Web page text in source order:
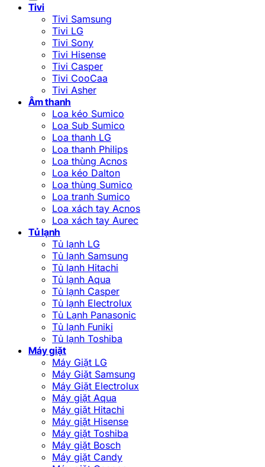
Tivi
Tivi Samsung
Tivi LG
Tivi Sony
Tivi Hisense
Tivi Casper
Tivi CooCaa
Tivi Asher
Âm thanh
Loa kéo Sumico
Loa Sub Sumico
Loa thanh LG
Loa thanh Philips
Loa thùng Acnos
Loa kéo Dalton
Loa thùng Sumico
Loa tranh Sumico
Loa xách tay Acnos
Loa xách tay Aurec
Tủ lạnh
Tủ lạnh LG
Tủ lạnh Samsung
Tủ lạnh Hitachi
Tủ lạnh Aqua
Tủ lạnh Casper
Tủ lạnh Electrolux
Tủ Lạnh Panasonic
Tủ lạnh Funiki
Tủ lạnh Toshiba
Máy giặt
Máy Giặt LG
Máy Giặt Samsung
Máy Giặt Electrolux
Máy giặt Aqua
Máy giặt Hitachi
Máy giặt Hisense
Máy giặt Toshiba
Máy giặt Bosch
Máy giặt Candy